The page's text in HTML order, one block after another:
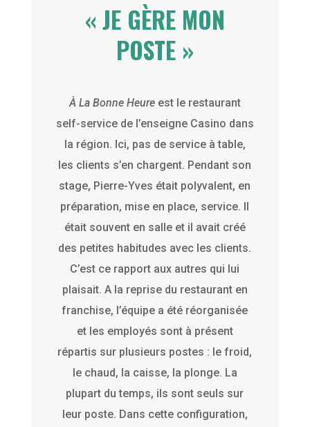
« JE GÈRE MON
POSTE »
À La Bonne Heureest le restaurant
self-service de l’enseigne Casino dans
la région. Ici, pas de service à table,
les clients s’en chargent. Pendant son
stage, Pierre-Yves était polyvalent, en
préparation, mise en place, service. Il
était souvent en salle et il avait créé
des petites habitudes avec les clients.
C’est ce rapport aux autres qui lui
plaisait. A la reprise du restaurant en
franchise, l’équipe a été réorganisée
et les employés sont à présent
répartis sur plusieurs postes : le froid,
le chaud, la caisse, la plonge. La
plupart du temps, ils sont seuls sur
leur poste. Dans cette configuration,